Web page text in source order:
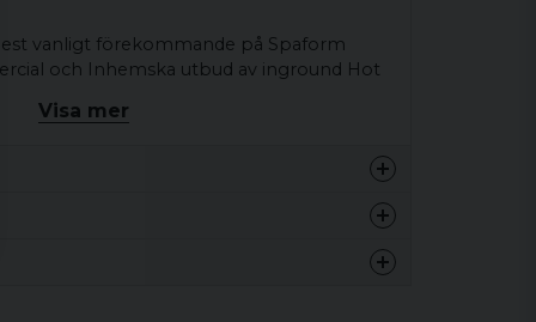
vanligt förekommande på Spaform
och Inhemska utbud av inground Hot
anslutningar (hanar) för både
1-tums hanar.
Visa mer